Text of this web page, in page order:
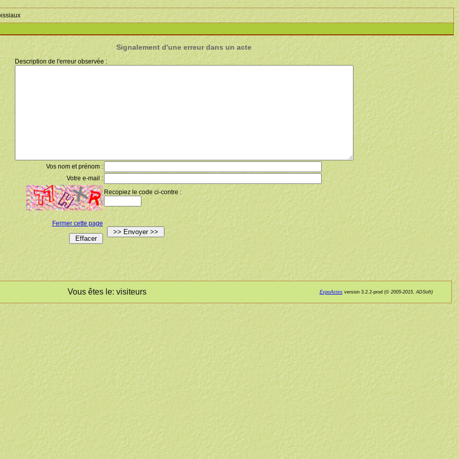
Signalement d'une erreur dans un acte
Description de l'erreur observée :
Vos nom et prénom :
Votre e-mail :
Recopiez le code ci-contre :
Fermer cette page
Vous êtes le: visiteurs ExpoActesversion 3.2.2-prod (©2005-2015, ADSoft)